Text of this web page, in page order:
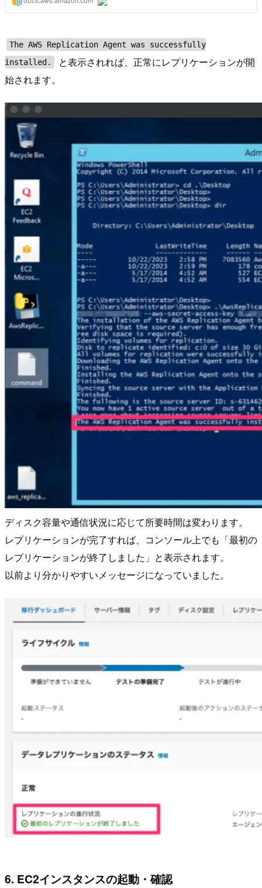
The AWS Replication Agent was successfully
installed.
と表示されれば、正常にレプリケーションが開
始されます。
ディスク容量や通信状況に応じて所要時間は変わります。
レプリケーションが完了すれば、コンソール上でも「最初の
レプリケーションが終了しました」と表示されます。
以前より分かりやすいメッセージになっていました。
6. EC2インスタンスの起動・確認